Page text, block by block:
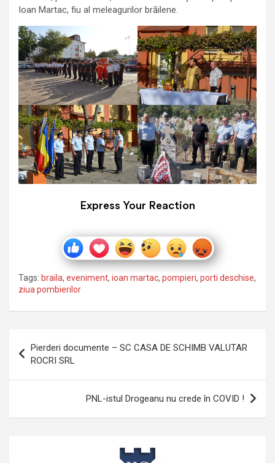
Ioan Martac, fiu al meleagurilor brăilene.
Express Your Reaction
Tags: braila, eveniment, ioan martac, pompieri, porti deschise,
ziua pombierilor
în
articole
Pierderi documente – SC CASA DE SCHIMB VALUTAR
ROCRI SRL
PNL-istul Drogeanu nu crede în COVID !